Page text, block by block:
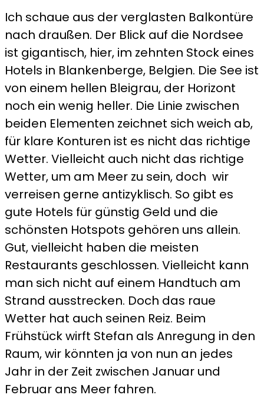
Ich schaue aus der verglasten Balkontüre
nach draußen. Der Blick auf die Nordsee
ist gigantisch, hier, im zehnten Stock eines
Hotels in Blankenberge, Belgien. Die See ist
von einem hellen Bleigrau, der Horizont
noch ein wenig heller. Die Linie zwischen
beiden Elementen zeichnet sich weich ab,
für klare Konturen ist es nicht das richtige
Wetter. Vielleicht auch nicht das richtige
Wetter, um am Meer zu sein, doch wir
verreisen gerne antizyklisch. So gibt es
gute Hotels für günstig Geld und die
schönsten Hotspots gehören uns allein.
Gut, vielleicht haben die meisten
Restaurants geschlossen. Vielleicht kann
man sich nicht auf einem Handtuch am
Strand ausstrecken. Doch das raue
Wetter hat auch seinen Reiz. Beim
Frühstück wirft Stefan als Anregung in den
Raum, wir könnten ja von nun an jedes
Jahr in der Zeit zwischen Januar und
Februar ans Meer fahren.